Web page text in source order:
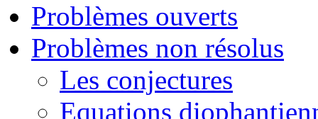
Problèmes ouverts
Problèmes non résolus
Les conjectures
Equations